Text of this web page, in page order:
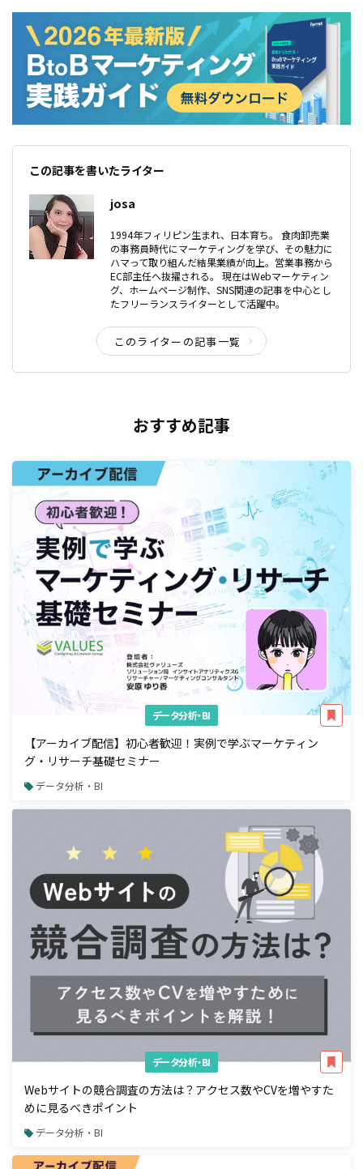
この記事を書いたライター
josa
1994年フィリピン生まれ、日本育ち。 食肉卸売業
の事務員時代にマーケティングを学び、その魅力に
ハマって取り組んだ結果業績が向上。営業事務から
EC部主任へ抜擢される。 現在はWebマーケティン
グ、ホームページ制作、SNS関連の記事を中心とし
たフリーランスライターとして活躍中。
このライターの記事一覧
おすすめ記事
データ分析・BI
【アーカイブ配信】初心者歓迎！実例で学ぶマーケティン
グ・リサーチ基礎セミナー
データ分析・BI
データ分析・BI
Webサイトの競合調査の方法は？アクセス数やCVを増やすた
めに見るべきポイント
データ分析・BI